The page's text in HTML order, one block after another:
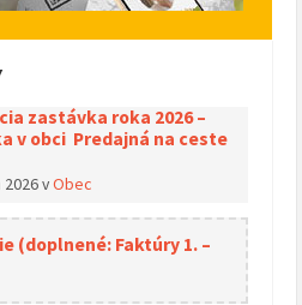
zastávka roka 2026 –
v obci Predajná na ceste
2026vObec
(doplnené: Faktúry 1. –